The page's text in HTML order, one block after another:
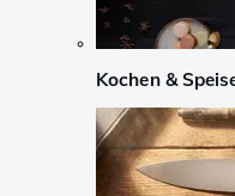
Kochen &